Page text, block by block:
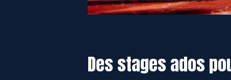
Des stages ados